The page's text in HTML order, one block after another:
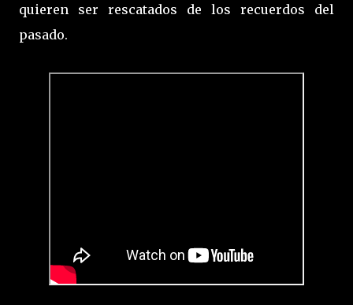
quieren ser rescatados de los recuerdos del
pasado.